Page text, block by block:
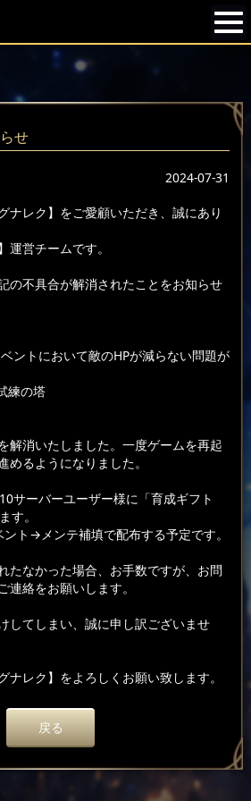
せ
2024-07-31
ナレク】をご愛顧いただき、誠にあり
運営チームです。
の不具合が解消されたことをお知らせ
ントにおいて敵のHPが減らない問題が
練の塔
解消いたしました。一度ゲームを再起
るようになりました。
サーバーユーザー様に「育成ギフト
す。
ト→メンテ補填で配布する予定です。
たなかった場合、お手数ですが、お問
連絡をお願いします。
してしまい、誠に申し訳ございませ
ナレク】をよろしくお願い致します。
戻る